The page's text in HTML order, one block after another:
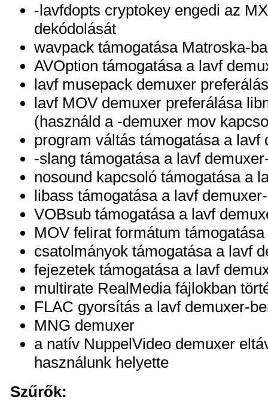
-lavfdopts cryptokey engedi az
dekódolását
wavpack támogatása Matroska-
AVOption támogatása a lavf
lavf musepack demuxer
lavf MOV demuxer preferálása
(használd a -demuxer mov
program váltás támogatása a lavf
-slang támogatása a lavf
nosound kapcsoló támogatása a
libass támogatása a lavf
VOBsub támogatása a lavf
MOV felirat formátum támogatása
csatolmányok támogatása a lavf
fejezetek támogatása a lavf
multirate RealMedia fájlokban
FLAC gyorsítás a lavf demuxer-
MNG demuxer
a natív NuppelVideo demuxer
használunk helyette
Szűrők: